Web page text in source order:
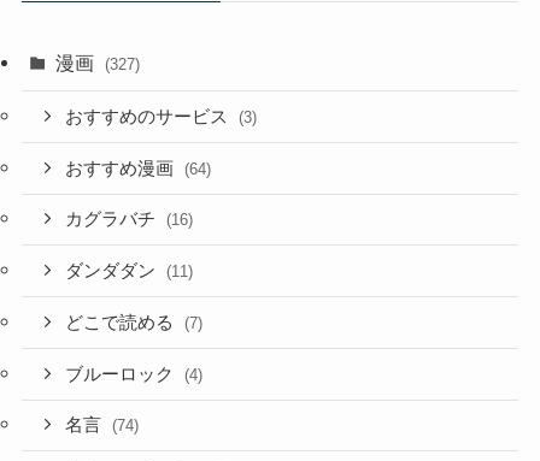
漫画 (327)
おすすめのサービス (3)
おすすめ漫画 (64)
カグラバチ (16)
ダンダダン (11)
どこで読める (7)
ブルーロック (4)
名言 (74)